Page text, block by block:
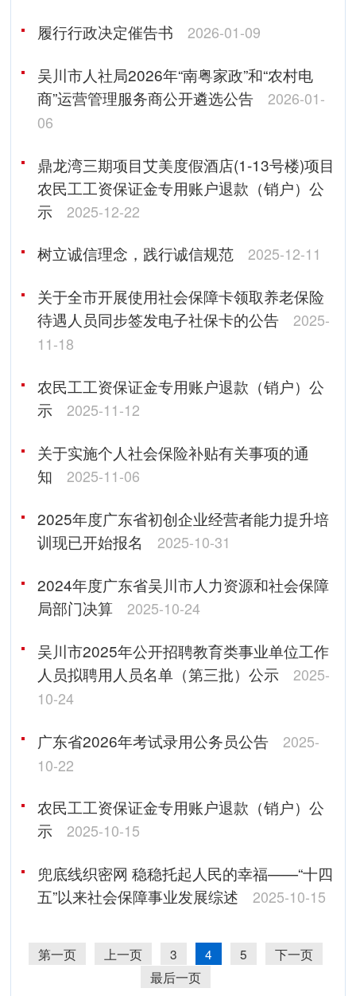
履行行政决定催告书 2026-01-09
吴川市人社局2026年“南粤家政”和“农村电
商”运营管理服务商公开遴选公告
2026-01-
06
鼎龙湾三期项目艾美度假酒店(1-13号楼)项目
农民工工资保证金专用账户退款（销户）公
示
2025-12-22
树立诚信理念，践行诚信规范 2025-12-11
关于全市开展使用社会保障卡领取养老保险
待遇人员同步签发电子社保卡的公告
2025-
11-18
农民工工资保证金专用账户退款（销户）公
示
2025-11-12
关于实施个人社会保险补贴有关事项的通
知
2025-11-06
2025年度广东省初创企业经营者能力提升培
训现已开始报名
2025-10-31
2024年度广东省吴川市人力资源和社会保障
局部门决算
2025-10-24
吴川市2025年公开招聘教育类事业单位工作
人员拟聘用人员名单（第三批）公示
2025-
10-24
广东省2026年考试录用公务员公告
2025-
10-22
农民工工资保证金专用账户退款（销户）公
示
2025-10-15
兜底线织密网 稳稳托起人民的幸福——“十四
五”以来社会保障事业发展综述
2025-10-15
第一页 上一页 3 4 5
下一页
最后一页